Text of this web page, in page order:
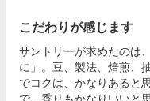
こだわりが感じます
サントリーが求めたのは
に」。豆、製法、焙煎、
でコクは、かなりあると
で、香りもかなりいいと